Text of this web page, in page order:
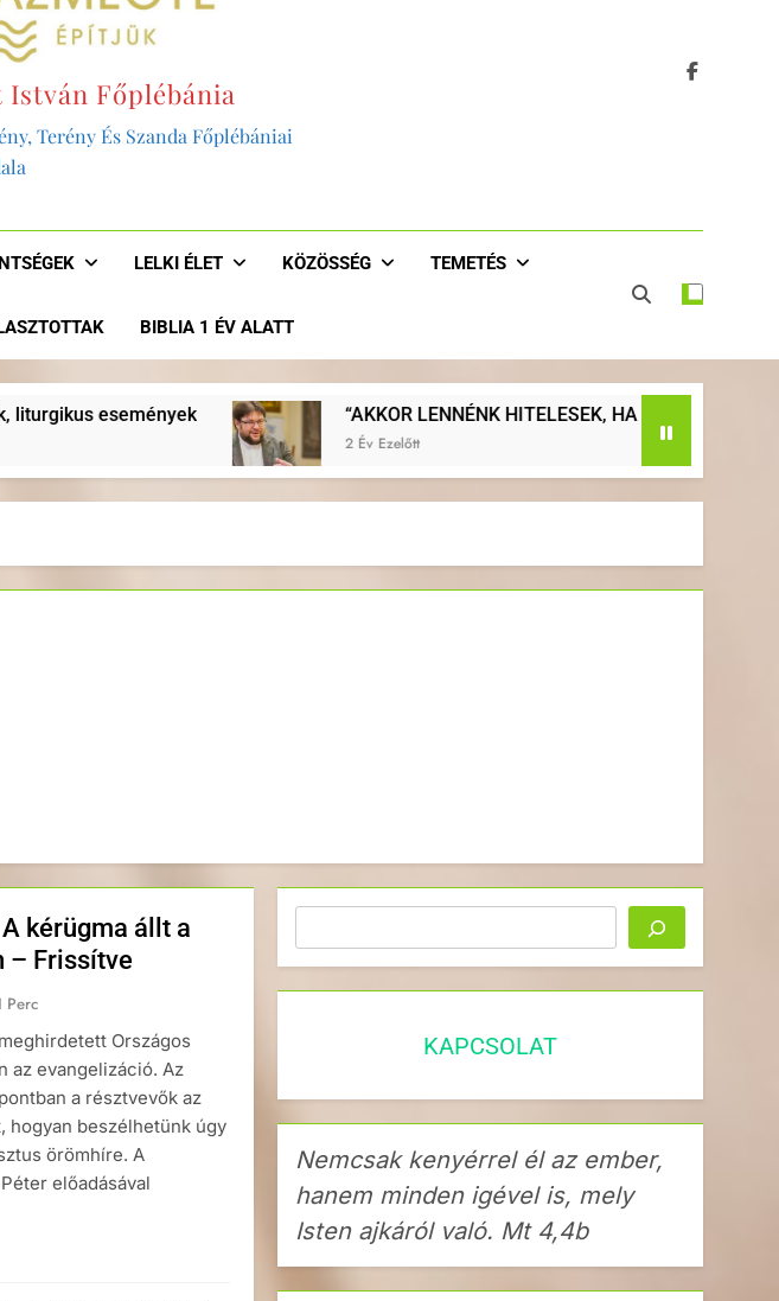
Főplébánia
Terény És Szanda Főplébániai
LELKI ÉLET KÖZÖSSÉG TEMETÉS
BIBLIA 1 ÉV ALATT
“AKKOR LENNÉNK HITELESEK, HA JOBBAN EVANGELIZÁLNÁNK, HA
kérügma állt a
– Frissítve
Perc
Országos
az evangelizáció. Az
a résztvevők az
hogyan beszélhetünk úgy
örömhíre. A
előadásával
KAPCSOLAT
Nemcsak kenyérrel él az ember,
hanem minden igével is, mely
Isten ajkáról való. Mt 4,4b